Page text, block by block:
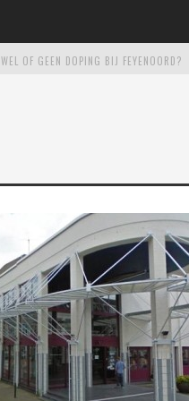
WEL OF GEEN DOPING BIJ FEYENOORD?
TROPICANA: HET VERLOEDERDE